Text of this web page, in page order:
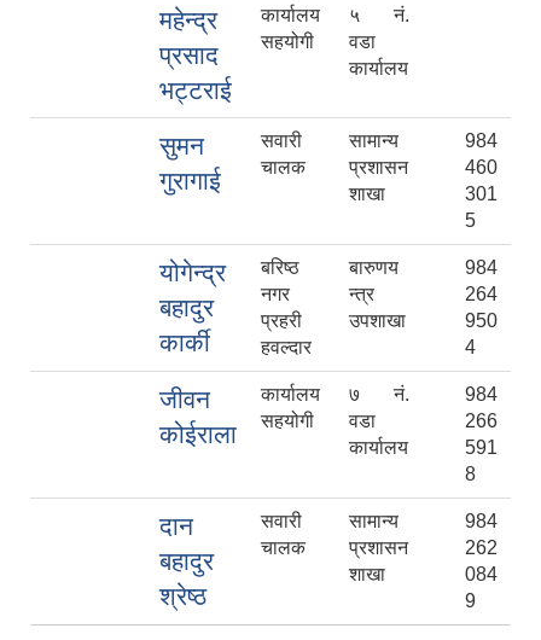
महेन्द्र
प्रसाद
भट्टराई
कार्यालय
सहयोगी
५ नं.
वडा
कार्यालय
सुमन
गुरागाई
सवारी
चालक
सामान्य
प्रशासन
शाखा
984
460
301
5
योगेन्द्र
बहादुर
कार्की
बरिष्ठ
नगर
प्रहरी
हवल्दार
बारुणय
न्त्र
उपशाखा
984
264
950
4
जीवन
कोईराला
कार्यालय
सहयोगी
७ नं.
वडा
कार्यालय
984
266
591
8
दान
बहादुर
श्रेष्ठ
सवारी
चालक
सामान्य
प्रशासन
शाखा
984
262
084
9